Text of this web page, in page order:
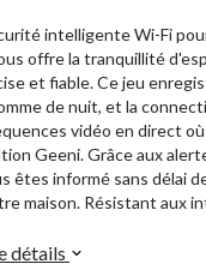
intelligente Wi-Fi
offre la tranquillité
et fiable. Ce jeu
de nuit, et la
vidéo en direct
Geeni. Grâce aux
êtes informé sans délai
maison. Résistant aux
détails